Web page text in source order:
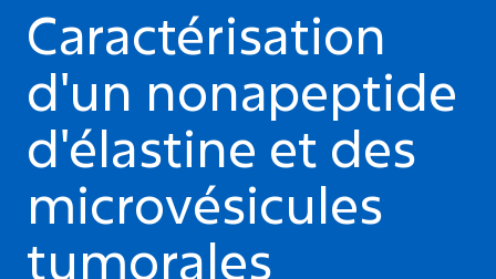
Caractérisation
d'un nonapeptide
d'élastine et des
microvésicules
tumorales